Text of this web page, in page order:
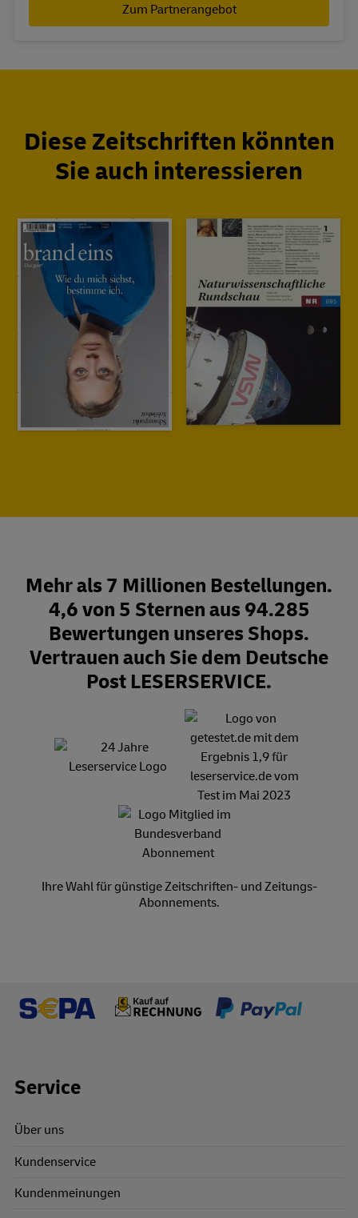
Zum Partnerangebot
Diese Zeitschriften könnten
Sie auch interessieren
Mehr als 7 Millionen Bestellungen.
4,6 von 5 Sternen aus 94.285
Bewertungen unseres Shops.
Vertrauen auch Sie dem Deutsche
Post LESERSERVICE.
Ihre Wahl für günstige Zeitschriften- und Zeitungs-
Abonnements.
Footer Links
Service
Über uns
Kundenservice
Kundenmeinungen